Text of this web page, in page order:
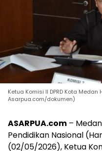
Ketua Komisi II DPRD Kota
Asarpua.com/dokumen)
ASARPUA.com –
Pendidikan Nasional
(02/05/2026), Ketua